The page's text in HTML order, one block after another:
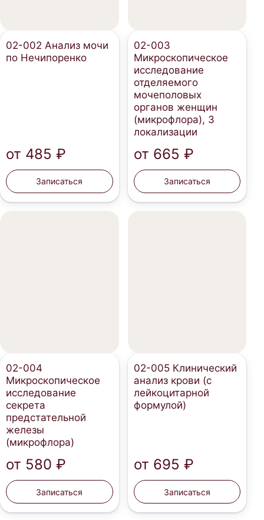
02-002 Анализ мочи
по Нечипоренко
от 485 ₽
Записаться
02-003
Микроскопическое
исследование
отделяемого
мочеполовых
органов женщин
(микрофлора), 3
локализации
от 665 ₽
Записаться
02-004
Микроскопическое
исследование
секрета
предстательной
железы
(микрофлора)
от 580 ₽
Записаться
02-005 Клинический
анализ крови (c
лейкоцитарной
формулой)
от 695 ₽
Записаться